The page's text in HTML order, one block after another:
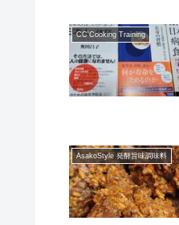
CC'Cooking Training
AsakoStyle 発酵旨味調味料